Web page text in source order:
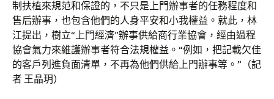
制扶植來規范和保證的，不只是上門辦事者的任務程度和
售后辦事，也包含他們的人身平安和小我權益。就此，林
江提出，樹立“上門經濟”辦事供給商行業協會，經由過程
協會氣力來維護辦事者符合法規權益。“例如，把記載欠佳
的客戶列進負面清單，不再為他們供給上門辦事等。”（記
者 王晶玥）